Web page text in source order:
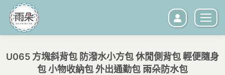
U065 方塊斜背包 防潑水小方包 休閒側背包 輕便隨身
包 小物收納包 外出通勤包 雨朵防水包